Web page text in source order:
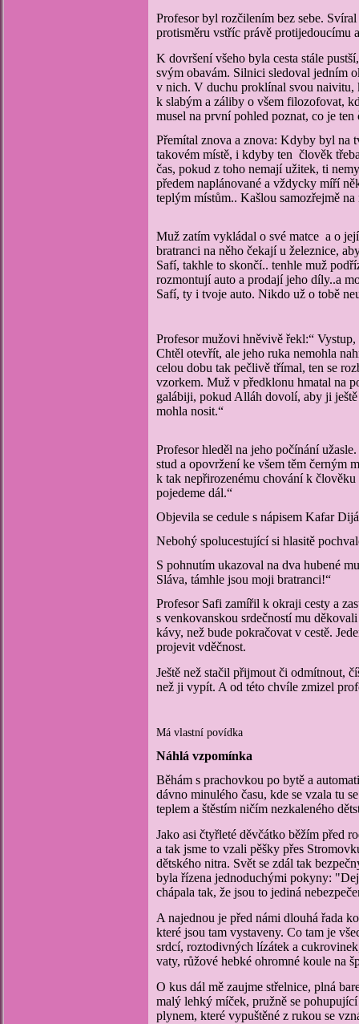
Profesor byl rozčilením bez sebe.
protisměru vstříc právě protijedoucímu
K dovršení všeho byla cesta stále
svým obavám. Silnici sledoval jedním
v nich. V duchu proklínal svou naivitu,
k slabým a záliby o všem filozofovat,
musel na první pohled poznat, co je
Přemítal znova a znova: Kdyby byl na
takovém místě, i kdyby ten člověk
čas, pokud z toho nemají užitek, ti
předem naplánované a vždycky míří
teplým místům.. Kašlou samozřejmě
Muž zatím vykládal o své matce a o
bratranci na něho čekají u železnice,
Safí, takhle to skončí.. tenhle muž
rozmontují auto a prodají jeho díly..a
Safí, ty i tvoje auto. Nikdo už o tobě
Profesor mužovi hněvivě řekl:“ Vystup,
Chtěl otevřít, ale jeho ruka nemohla
celou dobu tak pečlivě třímal, ten se
vzorkem. Muž v předklonu hmatal na
galábiji, pokud Alláh dovolí, aby ji ještě
mohla nosit.“
Profesor hleděl na jeho počínání
stud a opovržení ke všem těm černým
k tak nepřirozenému chování k
pojedeme dál.“
Objevila se cedule s nápisem Kafar
Nebohý spolucestující si hlasitě
S pohnutím ukazoval na dva hubené
Sláva, támhle jsou moji bratranci!“
Profesor Safi zamířil k okraji cesty a
s venkovanskou srdečností mu
kávy, než bude pokračovat v cestě.
projevit vděčnost.
Ještě než stačil přijmout či odmítnout,
než ji vypít. A od této chvíle zmizel
Má vlastní povídka
Náhlá vzpomínka
Běhám s prachovkou po bytě a
dávno minulého času, kde se vzala tu
teplem a štěstím ničím nezkaleného
Jako asi čtyřleté děvčátko běžím před
a tak jsme to vzali pěšky přes
dětského nitra. Svět se zdál tak
byla řízena jednoduchými pokyny:
chápala tak, že jsou to jediná
A najednou je před námi dlouhá řada
které jsou tam vystaveny. Co tam je
srdcí, roztodivných lízátek a
vaty, růžové hebké ohromné koule na
O kus dál mě zaujme střelnice, plná
malý lehký míček, pružně se
plynem, které vypuštěné z rukou se